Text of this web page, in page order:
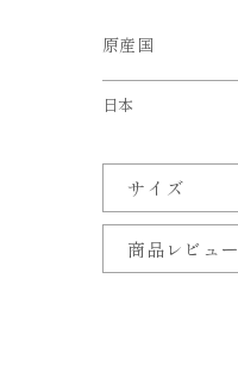
原産国
日本
サイズ
商品レビュー